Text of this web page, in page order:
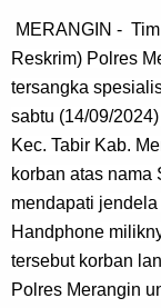
MERANGIN -
Reskrim) Polres
tersangka
sabtu (14/09/
Kec. Tabir Kab.
korban atas nama
mendapati
Handphone
tersebut korban
Polres Merangin